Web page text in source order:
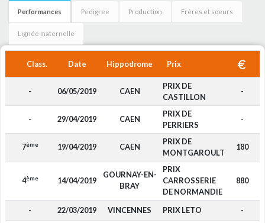
Performances Pedigree Production Frères et soeurs
Lignée maternelle
Class. Date Hippodrome Prix
- 06/05/2019 CAEN
PRIX DE
CASTILLON
-
- 29/04/2019 CAEN
PRIX DE
PERRIERS
-
7ème 19/04/2019 CAEN
PRIX DE
MONTGAROULT
180
4ème 14/04/2019
GOURNAY-EN-
BRAY
PRIX
CARROSSERIE
DE NORMANDIE
880
- 22/03/2019 VINCENNES PRIX LETO -